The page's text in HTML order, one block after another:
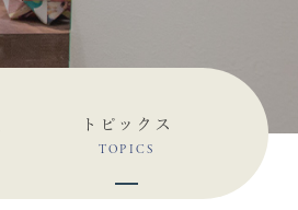
トピックス
TOPICS